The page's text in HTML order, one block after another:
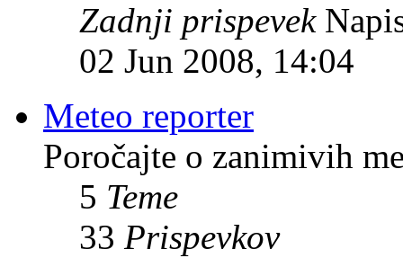
Zadnji prispevek
02 Jun 2008, 14:04
Meteo reporter
Poročajte o zanimivih
5 Teme
33 Prispevkov